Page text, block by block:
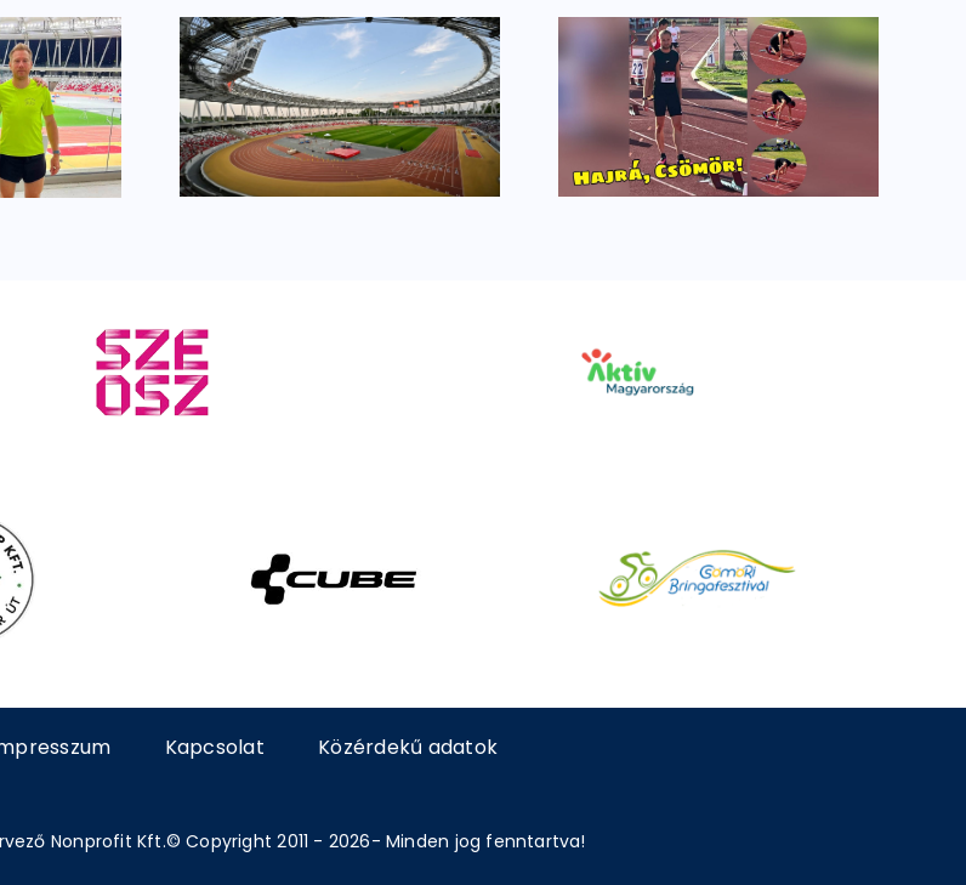
az
n
Egyéni csúcsok a
fővárosból
Vezetőedzőnk a
rádióstúdióban
Kapcsolat Közérdekű adatok
Nonprofit Kft.© Copyright 2011 - 2026- Minden jog fenntartva!